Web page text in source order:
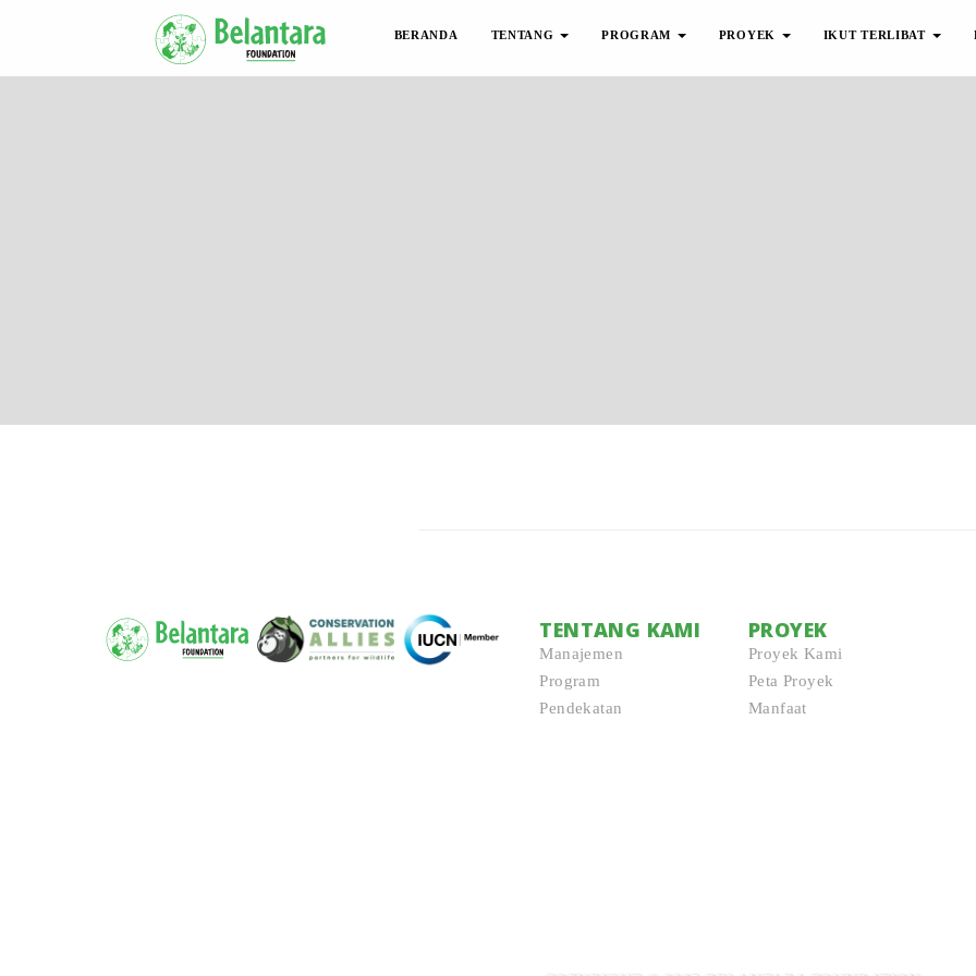
BERANDA TENTANG PROGRAM PROYEK IKUT TERLIBAT
TENTANG KAMI
Manajemen
Program
Pendekatan
PROYEK
Proyek Kami
Peta Proyek
Manfaat